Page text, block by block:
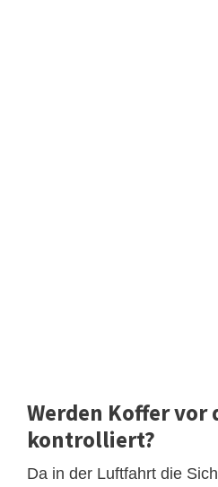
Werden Koffer vor
kontrolliert?
Da in der Luftfahrt die